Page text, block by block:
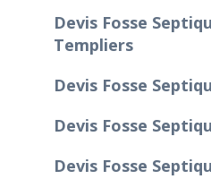
Devis Fosse
Templiers
Devis Fosse
Devis Fosse
Devis Fosse